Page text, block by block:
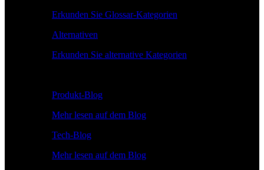
Erkunden Sie Glossar-Kategorien
Alternativen
Erkunden Sie alternative Kategorien
Produkt-Blog
Mehr lesen auf dem Blog
Tech-Blog
Mehr lesen auf dem Blog